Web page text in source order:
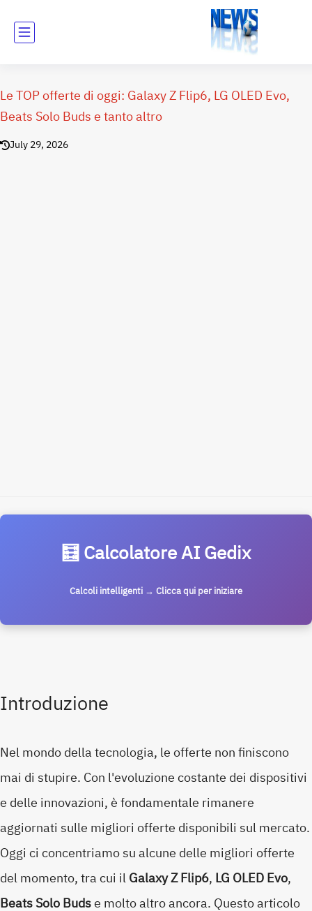
Le TOP offerte di oggi: Galaxy Z Flip6, LG OLED Evo,
Beats Solo Buds e tanto altro
July 29, 2026
🧮 Calcolatore AI Gedix
Calcoli intelligenti → Clicca qui per iniziare
Introduzione
Nel mondo della tecnologia, le offerte non finiscono
mai di stupire. Con l'evoluzione costante dei dispositivi
e delle innovazioni, è fondamentale rimanere
aggiornati sulle migliori offerte disponibili sul mercato.
Oggi ci concentriamo su alcune delle migliori offerte
del momento, tra cui ilGalaxy Z Flip6, LG OLED Evo,
Beats Solo Budse molto altro ancora. Questo articolo